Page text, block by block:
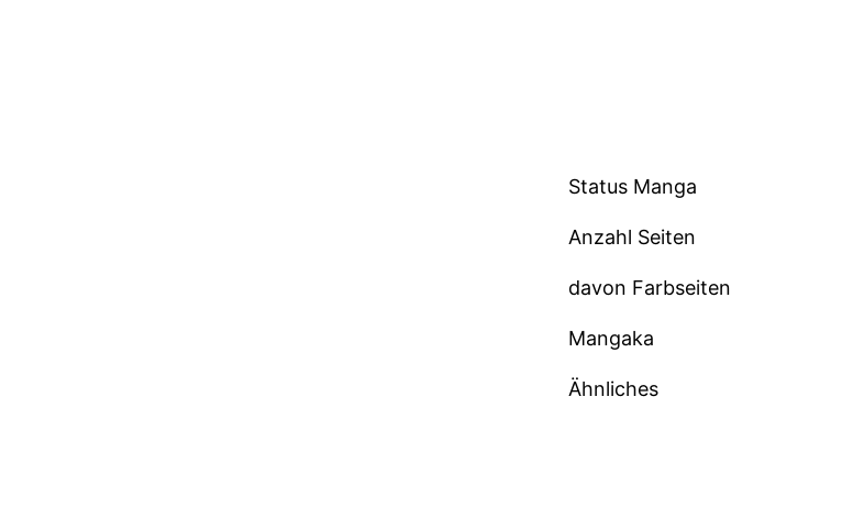
Status Manga
Anzahl Seiten
davon Farbseiten
Mangaka
Ähnliches